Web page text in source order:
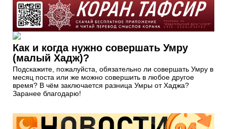
Как и когда нужно совершать Умру
(малый Хадж)?
Подскажите, пожалуйста, обязательно ли совершать Умру в
месяц поста или же можно совершить в любое другое
время? В чём заключается разница Умры от Хаджа?
Заранее благодарю!